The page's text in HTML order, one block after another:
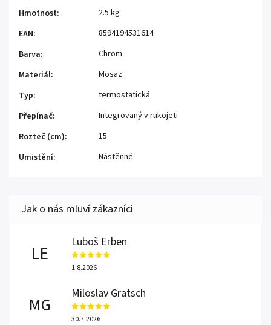
Hmotnost:
2.5 kg
EAN:
8594194531614
Barva:
Chrom
Materiál:
Mosaz
Typ:
termostatická
Přepínač:
Integrovaný v rukojeti
Rozteč (cm):
15
Umistění: Nástěnné
LE
Luboš Erben
1.8.2026
MG
Miloslav Gratsch
30.7.2026